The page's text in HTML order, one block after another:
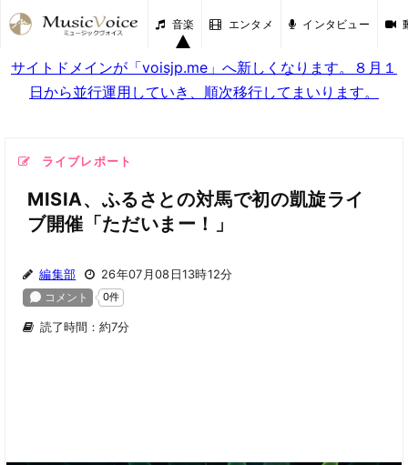
音楽 エンタメ インタビュー
サイトドメインが「voisjp.me」へ新しくなります。８月１
日から並行運用していき、順次移行してまいります。
ライブレポート
MISIA、ふるさとの対馬で初の凱旋ライ
ブ開催「ただいまー！」
編集部 26年07月08日13時12分
読了時間：約7分